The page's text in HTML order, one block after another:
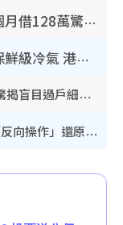
銀行高層戀上水療女技師！兩個月借128萬驚覺「沉船」沉落火海 揭背後疑似邪教操控賣淫
內地客歎港人唔識老！揭港鐵保鮮級冷氣 港人求放過：咪投訴
牙線棒亂用隨時越清越污糟！牙醫驚揭盲目過戶細菌恐致蛀牙：呢種先係日常真保養
WhatsApp預設貼圖點刪？揭1招「反向操作」還原簡潔介面 附3步實測教學